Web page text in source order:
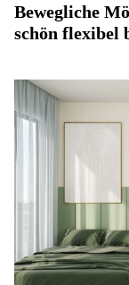
Bewegliche
schön flexibel